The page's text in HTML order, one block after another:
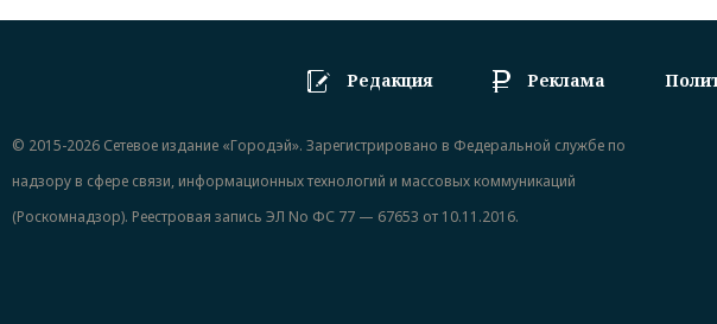
Редакция Реклама
© 2015-2026 Сетевое издание «Городэй». Зарегистрировано в Федеральной службе по
надзору в сфере связи, информационных технологий и массовых коммуникаций
(Роскомнадзор). Реестровая запись ЭЛ No ФС 77 — 67653 от 10.11.2016.